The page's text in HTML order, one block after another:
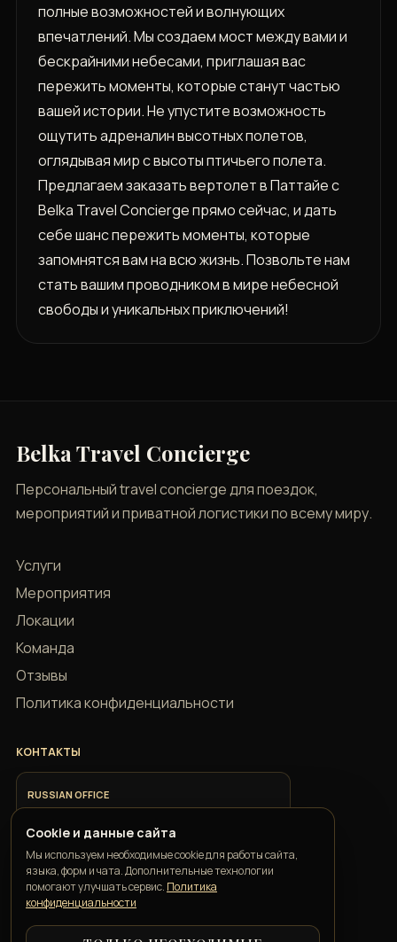
полные возможностей и волнующих
впечатлений. Мы создаем мост между вами и
бескрайними небесами, приглашая вас
пережить моменты, которые станут частью
вашей истории. Не упустите возможность
ощутить адреналин высотных полетов,
оглядывая мир с высоты птичьего полета.
Предлагаем заказать вертолет в Паттайе с
Belka Travel Concierge прямо сейчас, и дать
себе шанс пережить моменты, которые
запомнятся вам на всю жизнь. Позвольте нам
стать вашим проводником в мире небесной
свободы и уникальных приключений!
Belka Travel Concierge
Персональный travel concierge для поездок,
мероприятий и приватной логистики по всему миру.
Услуги
Мероприятия
Локации
Команда
Отзывы
Политика конфиденциальности
КОНТАКТЫ
RUSSIAN OFFICE
+7 918 685 9883
ITALIAN OFFICE
+39 351 352 1163
Cookie и данные сайта
Мы используем необходимые cookie для работы сайта,
языка, форм и чата. Дополнительные технологии
помогают улучшать сервис. Политика
конфиденциальности